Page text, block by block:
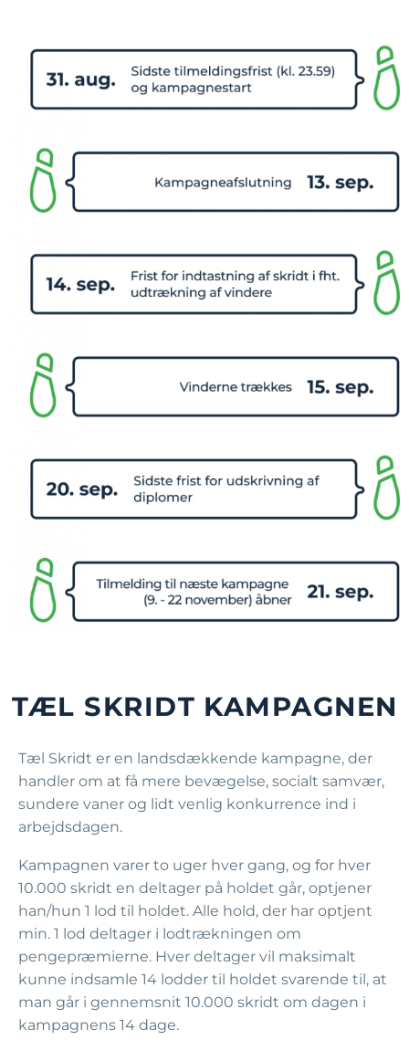
TÆL SKRIDT KAMPAGNEN
Tæl Skridt er en landsdækkende kampagne, der
handler om at få mere bevægelse, socialt samvær,
sundere vaner og lidt venlig konkurrence ind i
arbejdsdagen.
Kampagnen varer to uger hver gang, og for hver
10.000 skridt en deltager på holdet går, optjener
han/hun 1 lod til holdet. Alle hold, der har optjent
min. 1 lod deltager i lodtrækningen om
pengepræmierne. Hver deltager vil maksimalt
kunne indsamle 14 lodder til holdet svarende til, at
man går i gennemsnit 10.000 skridt om dagen i
kampagnens 14 dage.